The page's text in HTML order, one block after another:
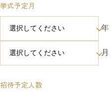
挙式予定月
年
月
招待予定人数